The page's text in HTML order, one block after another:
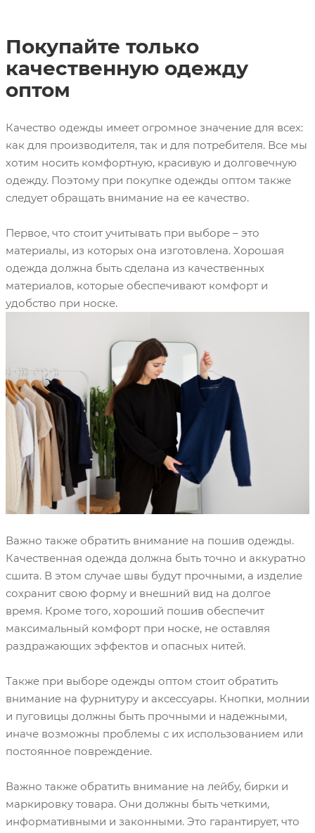
Покупайте только
качественную одежду
оптом
Качество одежды имеет огромное значение для всех:
как для производителя, так и для потребителя. Все мы
хотим носить комфортную, красивую и долговечную
одежду. Поэтому при покупке одежды оптом также
следует обращать внимание на ее качество.
Первое, что стоит учитывать при выборе – это
материалы, из которых она изготовлена. Хорошая
одежда должна быть сделана из качественных
материалов, которые обеспечивают комфорт и
удобство при носке.
Важно также обратить внимание на пошив одежды.
Качественная одежда должна быть точно и аккуратно
сшита. В этом случае швы будут прочными, а изделие
сохранит свою форму и внешний вид на долгое
время. Кроме того, хороший пошив обеспечит
максимальный комфорт при носке, не оставляя
раздражающих эффектов и опасных нитей.
Также при выборе одежды оптом стоит обратить
внимание на фурнитуру и аксессуары. Кнопки, молнии
и пуговицы должны быть прочными и надежными,
иначе возможны проблемы с их использованием или
постоянное повреждение.
Важно также обратить внимание на лейбу, бирки и
маркировку товара. Они должны быть четкими,
информативными и законными. Это гарантирует, что